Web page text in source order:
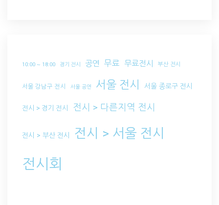
10:00 ~ 18:00 경기 전시 공연 무료 무료전시 부산 전시
서울 강남구 전시 서울 공연 서울 전시 서울 종로구 전시
전시 > 경기 전시 전시 > 다른지역 전시
전시 > 부산 전시 전시 > 서울 전시
전시회